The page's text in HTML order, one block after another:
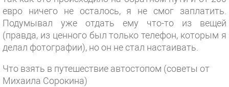
евро ничего не осталось, я не смог заплатить.
Подумывал уже отдать ему что-то из вещей
(правда, из ценного был только телефон, которым я
делал фотографии), но он не стал настаивать.
Что взять в путешествие автостопом (советы от
Михаила Сорокина)